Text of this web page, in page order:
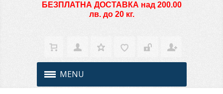
БЕЗПЛАТНА ДОСТАВКА над 200.00
лв. до 20 кг.
MENU